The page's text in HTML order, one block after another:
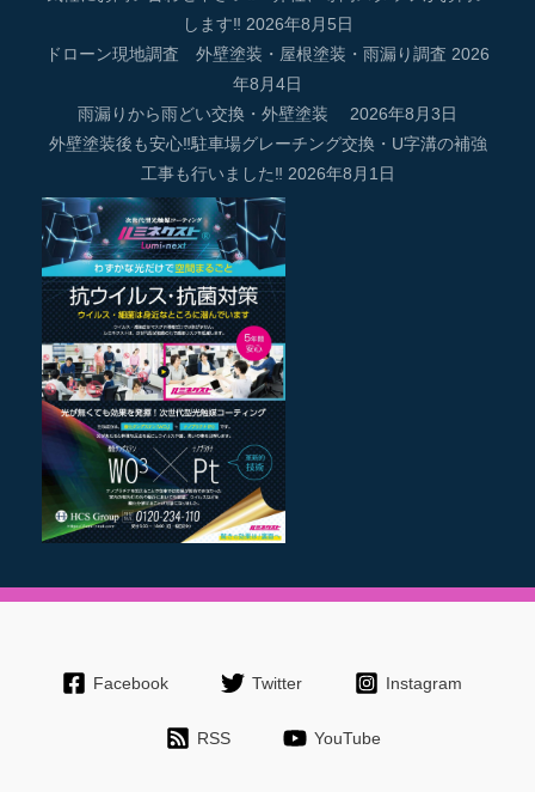
します‼ 2026年8月5日
ドローン現地調査 外壁塗装・屋根塗装・雨漏り調査 2026
年8月4日
雨漏りから雨どい交換・外壁塗装
2026年8月3日
外壁塗装後も安心‼駐車場グレーチング交換・U字溝の補強
工事も行いました‼ 2026年8月1日
Facebook Twitter Instagram
RSS YouTube